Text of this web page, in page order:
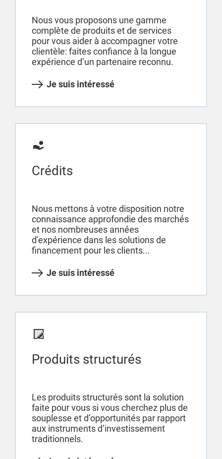
Nous vous proposons une gamme
complète de produits et de services
pour vous aider à accompagner votre
clientèle: faites confiance à la longue
expérience d’un partenaire reconnu.
Je suis intéressé
Crédits
Nous mettons à votre disposition notre
connaissance approfondie des marchés
et nos nombreuses années
d’expérience dans les solutions de
financement pour les clients...
Je suis intéressé
Produits structurés
Les produits structurés sont la solution
faite pour vous si vous cherchez plus de
souplesse et d’opportunités par rapport
aux instruments d’investissement
traditionnels.